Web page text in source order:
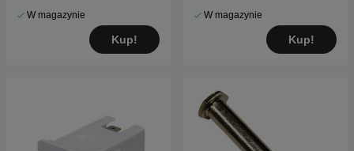
W magazynie
Kup!
W magazynie
Kup!